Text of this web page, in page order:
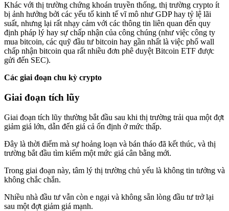
Khác với thị trường chứng khoán truyền thống, thị trường crypto ít
bị ảnh hưởng bởi các yếu tố kinh tế vĩ mô như GDP hay tỷ lệ lãi
suất, nhưng lại rất nhạy cảm với các thông tin liên quan đến quy
định pháp lý hay sự chấp nhận của công chúng (như việc công ty
mua bitcoin, các quỹ đầu tư bitcoin hay gần nhất là việc phố wall
chấp nhận bitcoin qua rất nhiều đơn phê duyệt Bitcoin ETF được
gửi đến SEC).
Các giai đoạn chu kỳ crypto
Giai đoạn tích lũy
Giai đoạn tích lũy thường bắt đầu sau khi thị trường trải qua một đợt
giảm giá lớn, dẫn đến giá cả ổn định ở mức thấp.
Đây là thời điểm mà sự hoảng loạn và bán tháo đã kết thúc, và thị
trường bắt đầu tìm kiếm một mức giá cân bằng mới.
Trong giai đoạn này, tâm lý thị trường chủ yếu là không tin tưởng và
không chắc chắn.
Nhiều nhà đầu tư vẫn còn e ngại và không sẵn lòng đầu tư trở lại
sau một đợt giảm giá mạnh.